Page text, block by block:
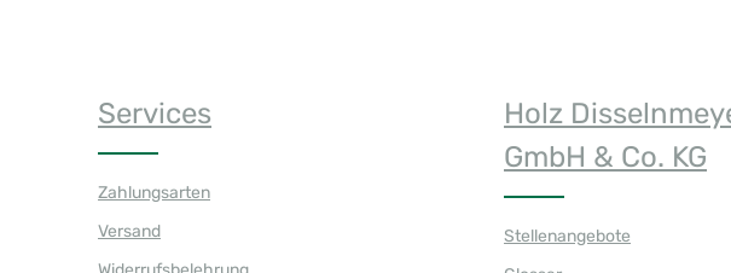
Services
Zahlungsarten
Versand
Holz
GmbH & Co. KG
Stellenangebote